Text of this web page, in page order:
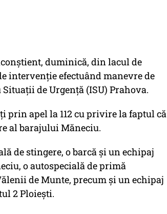
duminică, din lacul de
intervenţie efectuând manevre de
de Urgenţă (ISU) Prahova.
prin apel la 112 cu privire la faptul că
al barajului Măneciu.
de stingere, o barcă şi un echipaj
o autospecială de primă
de Munte, precum şi un echipaj
2 Ploieşti.